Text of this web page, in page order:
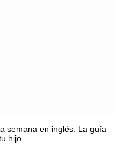
semana en inglés: La guía
hijo